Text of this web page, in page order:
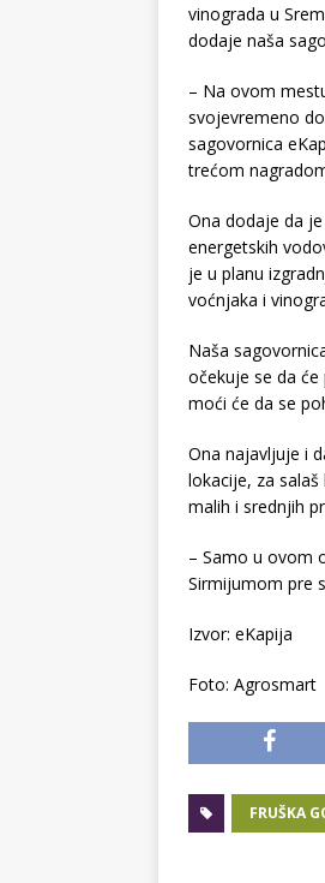
vinograda u
dodaje naša
– Na ovom
svojevremeno
sagovornica
trećom
Ona dodaje da
energetskih
je u planu
voćnjaka i
Naša
očekuje se da
moći će da se
Ona najavljuje i
lokacije, za
malih i srednjih
– Samo u ovom
Sirmijumom pre
Izvor: eKapija
Foto: Agrosmart
FRUŠKA